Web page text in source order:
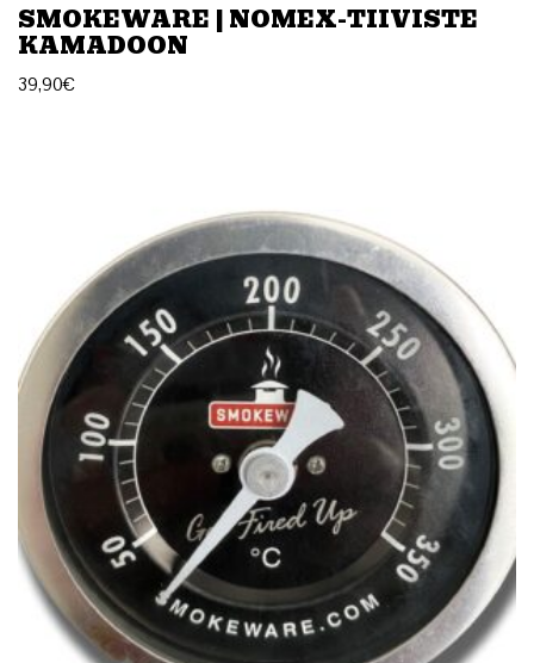
SMOKEWARE | NOMEX-TIIVISTE
KAMADOON
39,90€